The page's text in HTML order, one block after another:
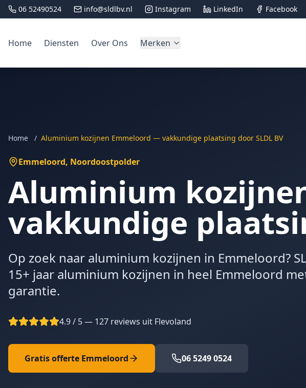
06 52490524 info@sldlbv.nl Instagram LinkedIn Facebook
Home Diensten Over Ons Merken
Home / Aluminium kozijnen Emmeloord — vakkundige plaatsing door SLDL BV
Emmeloord, Noordoostpolder
Aluminium
vakkundige
Op zoek naar aluminium kozijnen in Emmeloord?
15+ jaar aluminium kozijnen in heel Emmeloord
garantie.
4.9 / 5 — 127 reviews uit Flevoland
Gratis offerte Emmeloord 06 5249 0524